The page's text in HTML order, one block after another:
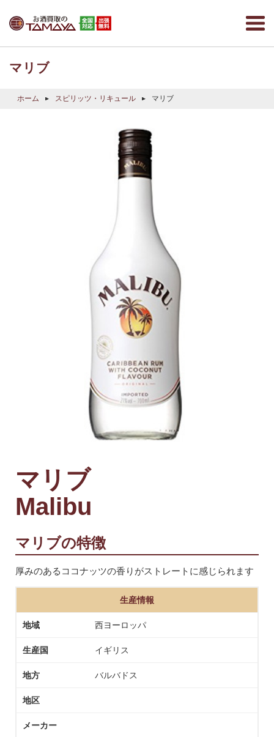
マリブ
ホーム スピリッツ・リキュール マリブ
マリブ
Malibu
マリブの特徴
厚みのあるココナッツの香りがストレートに感じられます
生産情報
地域 西ヨーロッパ
生産国 イギリス
地方 バルバドス
地区
メーカー